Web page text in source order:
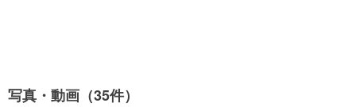
写真・動画（35件）